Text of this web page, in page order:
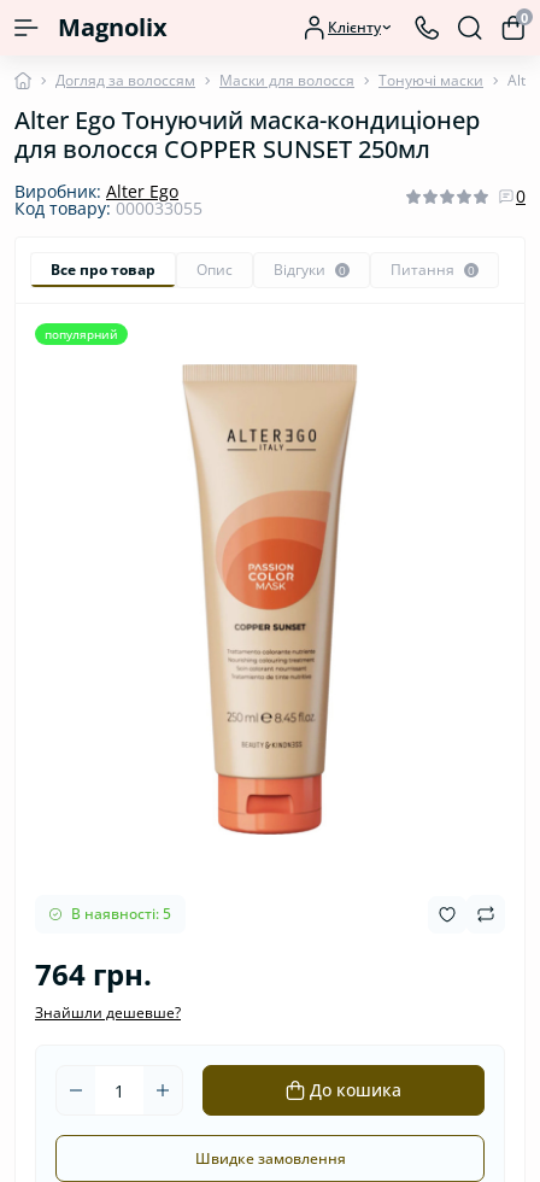
Magnolix Клієнту 0
Догляд за волоссям Маски для волосся Тонуючі маски
Alter Ego Тонуючий маска-кондиціонер
для волосся COPPER SUNSET 250мл
Виробник: Alter Ego
Код товару:000033055
0
Все про товар Опис Відгуки 0 Питання 0
популярний
В наявності: 5
764 грн.
Знайшли дешевше?
До кошика
Швидке замовлення